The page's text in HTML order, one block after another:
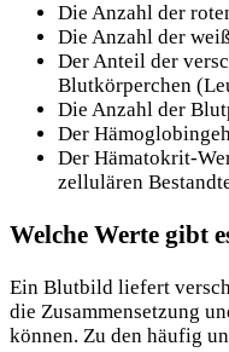
Die Anzahl der
Die Anzahl der
Der Anteil der
Blutkörperchen
Die Anzahl der
Der
Der Hämatokrit-
zellulären
Welche Werte gibt
Ein Blutbild liefert
die Zusammensetzung
können. Zu den häufig